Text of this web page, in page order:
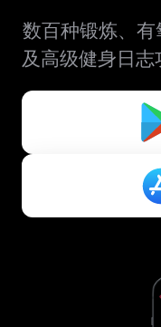
数百种锻炼、
及高级健身日